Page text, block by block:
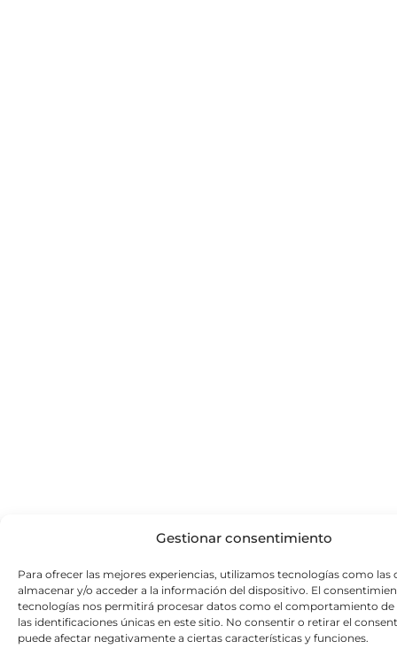
Gestionar consentimiento
Para ofrecer las mejores experiencias, utilizamos tecnologías como las
almacenar y/o acceder a la información del dispositivo. El
tecnologías nos permitirá procesar datos como el comportamiento de
las identificaciones únicas en este sitio. No consentir o retirar el
puede afectar negativamente a ciertas características y funciones.